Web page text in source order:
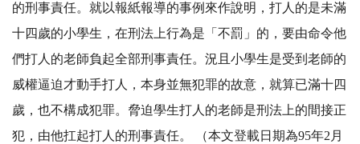
的刑事責任。就以報紙報導的事例來作說明，打人的是未滿
十四歲的小學生，在刑法上行為是「不罰」的，要由命令他
們打人的老師負起全部刑事責任。況且小學生是受到老師的
威權逼迫才動手打人，本身並無犯罪的故意，就算已滿十四
歲，也不構成犯罪。脅迫學生打人的老師是刑法上的間接正
犯，由他扛起打人的刑事責任。 （本文登載日期為95年2月